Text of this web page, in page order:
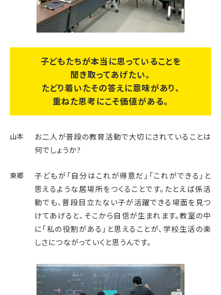
子どもたちが本当に思っていることを
聞き取ってあげたい。
たどり着いたその答えに意味があり、
重ねた思考にこそ価値がある。
山本
お二人が普段の教育活動で大切にされていることは
何でしょうか?
東郷
子どもが「自分はこれが得意だ」「これができる」と
思えるような居場所をつくることです。たとえば係活
動でも、普段目立たない子が活躍できる場面を見つ
けてあげると、そこから自信が生まれます。教室の中
に「私の役割がある」と思えることが、学校生活の楽
しさにつながっていくと思うんです。